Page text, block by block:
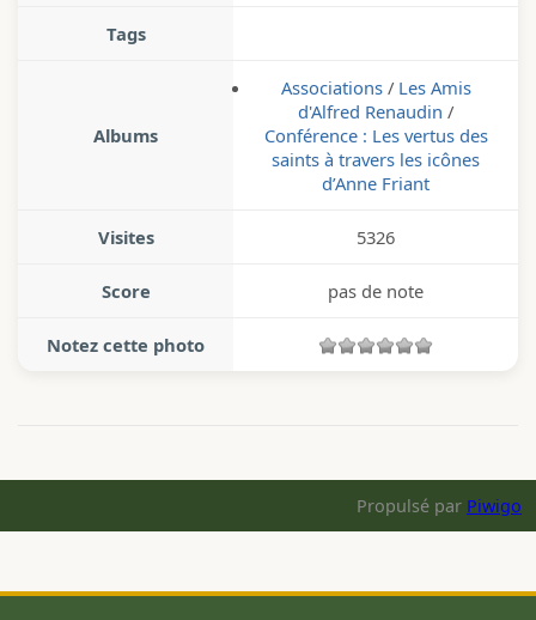
Tags
Albums
Associations/ Les Amis
d'Alfred Renaudin /
Conférence : Les vertus des
saints à travers les icônes
d’Anne Friant
Visites 5326
Score pas de note
Notez cette photo
Propulsé par Piwigo